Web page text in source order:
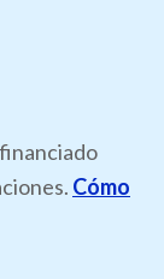
Cómo